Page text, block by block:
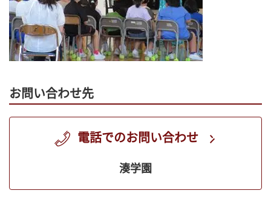
お問い合わせ先
電話でのお問い合わせ
湊学園